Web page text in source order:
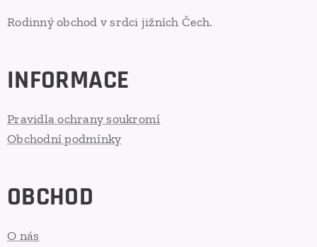
Rodinný obchod v srdci jižních Čech.
INFORMACE
Pravidla ochrany soukromí
Obchodní podmínky
OBCHOD
O nás